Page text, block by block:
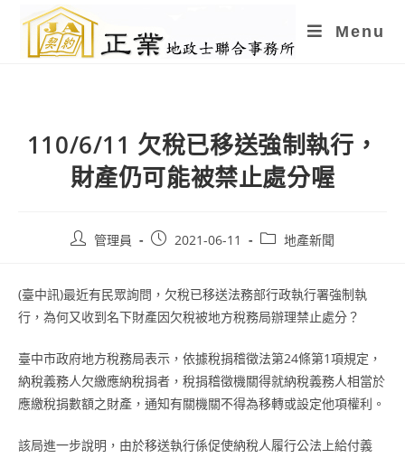
content
Menu
110/6/11 欠稅已移送強制執行，
財產仍可能被禁止處分喔
Post管理員
Post 2021-06-11
Post地產新聞
(臺中訊)最近有民眾詢問，欠稅已移送法務部行政執行署強制執
行，為何又收到名下財產因欠稅被地方稅務局辦理禁止處分？
臺中市政府地方稅務局表示，依據稅捐稽徵法第24條第1項規定，
納稅義務人欠繳應納稅捐者，稅捐稽徵機關得就納稅義務人相當於
應繳稅捐數額之財產，通知有關機關不得為移轉或設定他項權利。
該局進一步說明，由於移送執行係促使納稅人履行公法上給付義